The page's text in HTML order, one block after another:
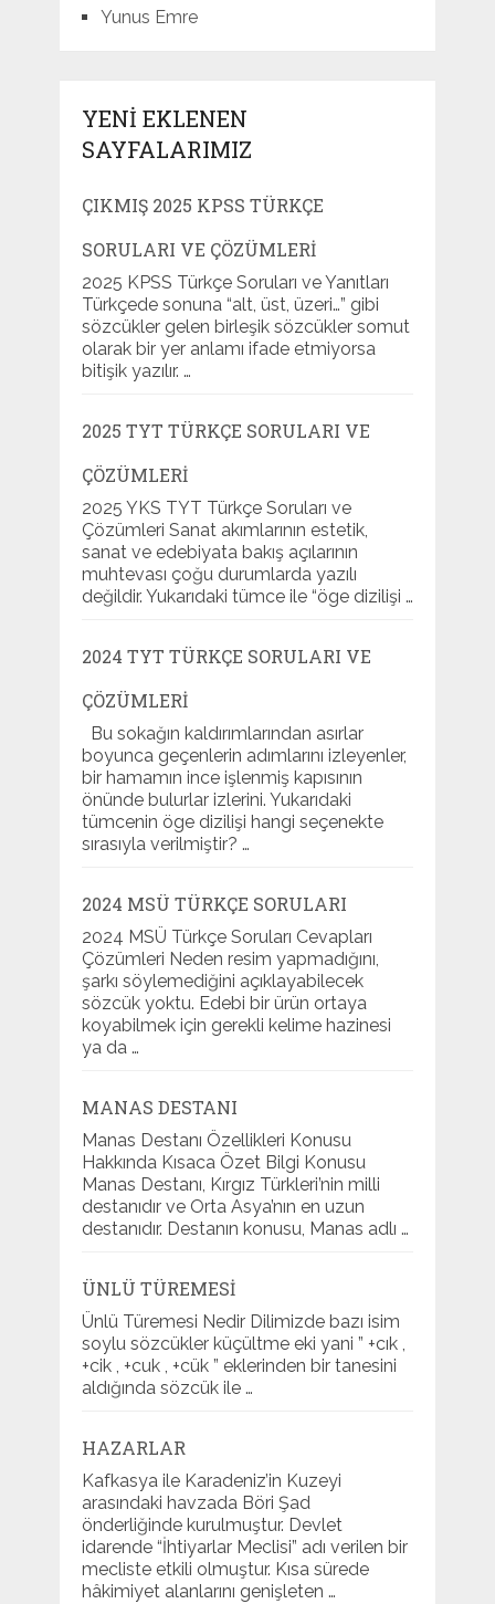
Yunus Emre
YENI EKLENEN
SAYFALARIMIZ
ÇIKMIŞ 2025 KPSS TÜRKÇE
SORULARI VE ÇÖZÜMLERI
2025 KPSS Türkçe Soruları ve Yanıtları
Türkçede sonuna “alt, üst, üzeri…” gibi
sözcükler gelen birleşik sözcükler somut
olarak bir yer anlamı ifade etmiyorsa
bitişik yazılır. …
2025 TYT TÜRKÇE SORULARI VE
ÇÖZÜMLERI
2025 YKS TYT Türkçe Soruları ve
Çözümleri Sanat akımlarının estetik,
sanat ve edebiyata bakış açılarının
muhtevası çoğu durumlarda yazılı
değildir. Yukarıdaki tümce ile “öge dizilişi …
2024 TYT TÜRKÇE SORULARI VE
ÇÖZÜMLERI
Bu sokağın kaldırımlarından asırlar
boyunca geçenlerin adımlarını izleyenler,
bir hamamın ince işlenmiş kapısının
önünde bulurlar izlerini. Yukarıdaki
tümcenin öge dizilişi hangi seçenekte
sırasıyla verilmiştir? …
2024 MSÜ TÜRKÇE SORULARI
2024 MSÜ Türkçe Soruları Cevapları
Çözümleri Neden resim yapmadığını,
şarkı söylemediğini açıklayabilecek
sözcük yoktu. Edebi bir ürün ortaya
koyabilmek için gerekli kelime hazinesi
ya da …
MANAS DESTANI
Manas Destanı Özellikleri Konusu
Hakkında Kısaca Özet Bilgi Konusu
Manas Destanı, Kırgız Türkleri’nin milli
destanıdır ve Orta Asya’nın en uzun
destanıdır. Destanın konusu, Manas adlı …
ÜNLÜ TÜREMESI
Ünlü Türemesi Nedir Dilimizde bazı isim
soylu sözcükler küçültme eki yani ” +cık ,
+cik , +cuk , +cük ” eklerinden bir tanesini
aldığında sözcük ile …
HAZARLAR
Kafkasya ile Karadeniz’in Kuzeyi
arasındaki havzada Böri Şad
önderliğinde kurulmuştur. Devlet
idarende “İhtiyarlar Meclisi” adı verilen bir
mecliste etkili olmuştur. Kısa sürede
hâkimiyet alanlarını genişleten …